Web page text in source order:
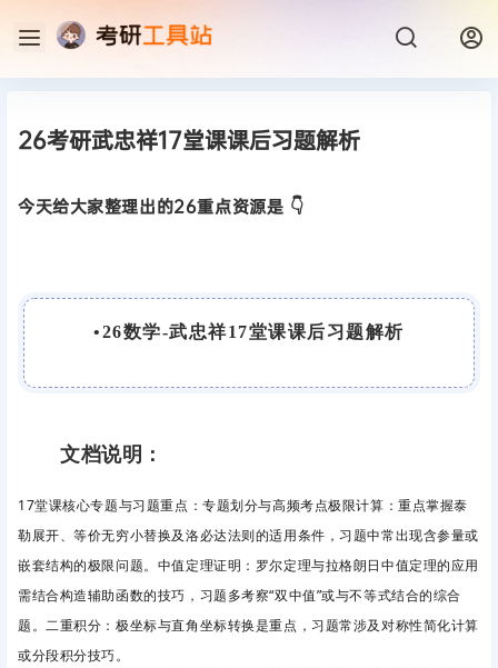
26考研武忠祥17堂课课后习题解析
今天给大家整理出的26重点资源是 👇
•26数学-武忠祥17堂课课后习题解析
文档说明：
17堂课核心专题与习题重点：专题划分与高频考点极限计算 ：重点掌握泰
勒展开、等价无穷小替换及洛必达法则的适用条件，习题中常出现含参量或
嵌套结构的极限问题。中值定理证明 ：罗尔定理与拉格朗日中值定理的应用
需结合构造辅助函数的技巧，习题多考察“双中值”或与不等式结合的综合
题。二重积分 ：极坐标与直角坐标转换是重点，习题常涉及对称性简化计算
或分段积分技巧。